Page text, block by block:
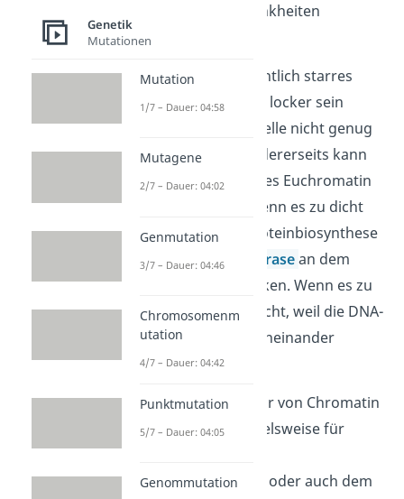
Daraus können Krankheiten
entstehen.
Denn wenn ein eigentlich starres
Heterochromatin zu locker sein
sollte, kann es der Zelle nicht genug
Stabilität geben.
Andererseits kann
ein eigentlich lockeres Euchromatin
ein Problem sein, wenn es zu dicht
ist. Während der Proteinbiosynthese
will dieRNA-Polymerasean dem
Euchromatin andocken. Wenn es zu
dicht ist, geht das nicht, weil die DNA-
Sequenzen zu nah aneinander
liegen.
Fehler in der Struktur von Chromatin
sorgen somit beispielsweise für
Proteinbiosynthese
oder auch dem
Genetik
Mutationen
Mutation
1/7 – Dauer: 04:58
Mutagene
2/7 – Dauer: 04:02
Genmutation
3/7 – Dauer: 04:46
Chromosomenm
utation
4/7 – Dauer: 04:42
Punktmutation
5/7 – Dauer: 04:05
Genommutation